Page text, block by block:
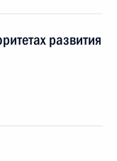
развития